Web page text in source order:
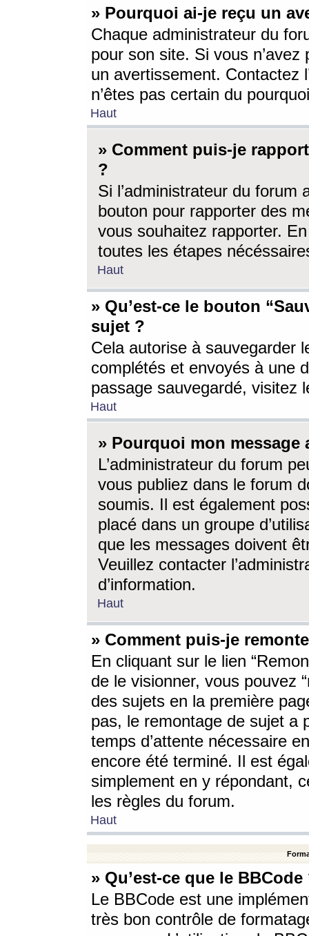
» Pourquoi ai-je reçu un
Chaque administrateur du
pour son site. Si vous
un avertissement. Contactez
n’êtes pas certain du
Haut
» Comment puis-je
?
Si l’administrateur du forum
bouton pour rapporter des
vous souhaitez rapporter.
toutes les étapes
Haut
» Qu’est-ce le bouton
sujet ?
Cela autorise à sauvegarder
complétés et envoyés à une
passage sauvegardé, visitez
Haut
» Pourquoi mon message
L’administrateur du forum
vous publiez dans le forum
soumis. Il est également
placé dans un groupe
que les messages doivent
Veuillez contacter
d’information.
Haut
» Comment puis-je
En cliquant sur le lien
de le visionner, vous pouvez
des sujets en la première
pas, le remontage de sujet a
temps d’attente nécessaire
encore été terminé. Il est
simplement en y répondant,
les règles du forum.
Haut
» Qu’est-ce que le BBCode
Le BBCode est une
très bon contrôle de